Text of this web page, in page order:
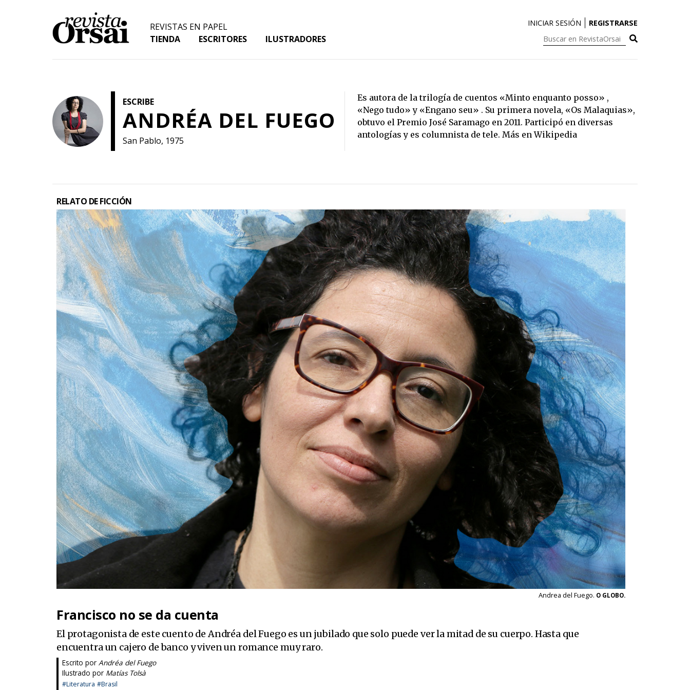
REVISTAS EN PAPEL
TIENDA
ESCRITORES ILUSTRADORES
INICIAR SESIÓN REGISTRARSE
Buscar
RevistaOrsai:
ESCRIBE
ANDRÉA DEL FUEGO
San Pablo, 1975
Es autora de la trilogía de cuentos «Minto enquanto posso» ,
«Nego tudo» y «Engano seu» . Su primera novela, «Os Malaquias»,
obtuvo el Premio José Saramago en 2011. Participó en diversas
antologías y es columnista de tele. Más en Wikipedia
RELATO DE FICCIÓN
Andrea del Fuego. O GLOBO.
Francisco no se da cuenta
El protagonista de este cuento de Andréa del Fuego es un jubilado que solo puede ver la mitad de su cuerpo. Hasta que
encuentra un cajero de banco y viven un romance muy raro.
Escrito por Andréa del Fuego
Ilustrado por Matías Tolsà
#Literatura #Brasil